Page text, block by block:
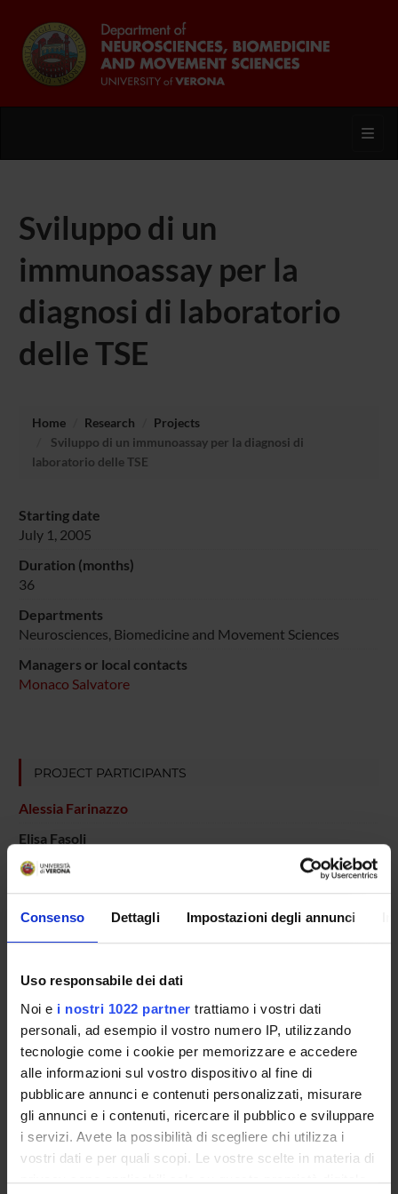
Consenso Dettagli Impostazioni degli annunci
Uso responsabile dei dati
Noi e i nostri 1022 partner trattiamo i vostri dati
personali, ad esempio il vostro numero IP, utilizzando
tecnologie come i cookie per memorizzare e accedere
alle informazioni sul vostro dispositivo al fine di
pubblicare annunci e contenuti personalizzati, misurare
gli annunci e i contenuti, ricercare il pubblico e sviluppare
i servizi. Avete la possibilità di scegliere chi utilizza i
vostri dati e per quali scopi. Le vostre scelte in materia di
privacy sono applicabili solo su questa proprietà digitale
Sviluppo di un
immunoassay per la
diagnosi di laboratorio
delle TSE
Home Research
Projects
Sviluppo di un immunoassay per la diagnosi di
laboratorio delle TSE
Starting date
July 1, 2005
Duration (months)
36
Departments
Neurosciences, Biomedicine and Movement Sciences
Managers or local contacts
Monaco Salvatore
PROJECT PARTICIPANTS
Alessia Farinazzo
Elisa Fasoli
Michele Fiorini
Laboratory technician
Gianluigi Zanusso
Associate Professor
SECTIONS
Neurology Section